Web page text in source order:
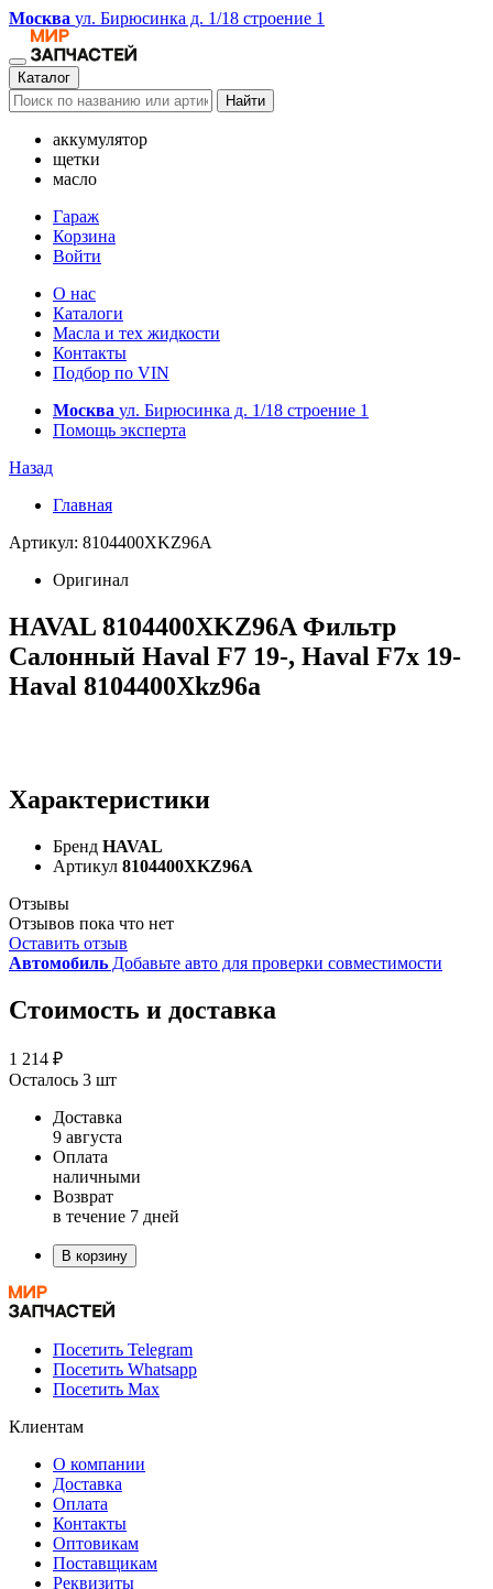
Москва ул. Бирюсинка д. 1/18 строение 1
Каталог
Найти
аккумулятор
щетки
масло
Гараж
Корзина
Войти
О нас
Каталоги
Масла и тех жидкости
Контакты
Подбор по VIN
Москва ул. Бирюсинка д. 1/18 строение 1
Помощь эксперта
Назад
Главная
Артикул: 8104400XKZ96A
Оригинал
HAVAL 8104400XKZ96A Фильтр
Салонный Haval F7 19-, Haval F7x 19-
Haval 8104400Xkz96a
Характеристики
Бренд HAVAL
Артикул 8104400XKZ96A
Отзывы
Отзывов пока что нет
Оставить отзыв
Автомобиль Добавьте авто для проверки совместимости
Стоимость и доставка
1 214 ₽
Осталось 3 шт
Доставка
9 августа
Оплата
наличными
Возврат
в течение 7 дней
В корзину
Посетить Telegram
Посетить Whatsapp
Посетить Max
Клиентам
О компании
Доставка
Оплата
Контакты
Оптовикам
Поставщикам
Реквизиты